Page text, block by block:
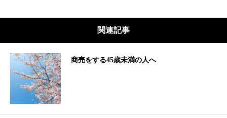
関連記事
商売をする45歳未満の人へ